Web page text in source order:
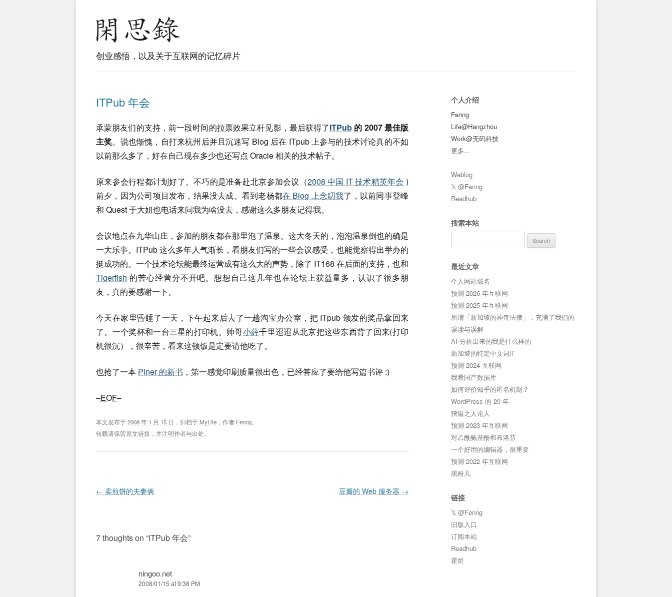
创业感悟，以及关于互联网的记忆碎片
ITPub 年会
承蒙朋友们的支持，前一段时间的拉票效果立杆见影，最后获得了ITPub 的 2007 最佳版
主奖。说也惭愧，自打来杭州后并且沉迷写 Blog 后在 ITpub 上参与的技术讨论真的不如
以前那么多了，好在自己现在多少也还写点 Oracle 相关的技术帖子。
原来参会行程都计划好了。不巧的是准备赴北京参加会议（2008 中国 IT 技术精英年会 )
前夕，因为公司项目发布，结果没去成。看到老杨都在 Blog 上念叨我了，以前同事登峰
和 Quest 于大姐也电话来问我为啥没去，感谢这么多朋友记得我。
会议地点在九华山庄，参加的朋友都在那里泡了温泉。这大冬天的，泡泡温泉倒也的确是
一大乐事。ITPub 这么多年人气渐长，看朋友们写的一些会议感受，也能觉察得出举办的
挺成功的。一个技术论坛能最终运营成有这么大的声势，除了 IT168 在后面的支持，也和
Tigerfish 的苦心经营分不开吧。想想自己这几年也在论坛上获益量多，认识了很多朋
友，真的要感谢一下。
今天在家里昏睡了一天，下午起来后去了一趟淘宝办公室，把 ITpub 颁发的奖品拿回来
了。一个奖杯和一台三星的打印机。帅哥小薛千里迢迢从北京把这些东西背了回来(打印
机很沉），很辛苦，看来这顿饭是定要请他吃了。
也抢了一本 Piner 的新书 ，第一感觉印刷质量很出色，已经答应了要给他写篇书评 :)
–EOF–
本文发布于2008 年 1 月 15 日 ，归档于 MyLife ，作者 Fenng。
转载请保留原文链接，并注明作者与出处。
Post navigation
← 卖煎饼的夫妻俩 豆瓣的 Web 服务器 →
7 thoughts on “ITPub 年会”
ningoo.net
2008/01/15 at 9:38 PM
个人介绍
Fenng
Life@Hangzhou
Work@无码科技
更多...
Weblog
𝕏 @Fenng
Readhub
搜索本站
for:
最近文章
个人网站域名
预测 2026 年互联网
预测 2025 年互联网
所谓「新加坡的神奇法律」，充满了我们的
误读与误解
AI 分析出来的我是什么样的
新加坡的特定中文词汇
预测 2024 互联网
我看国产数据库
如何评价知乎的匿名机制？
WordPress 的 20 年
狹隘之人论人
预测 2023 年互联网
对乙酰氨基酚和布洛芬
一个好用的编辑器，很重要
预测 2022 年互联网
黑粉儿
链接
𝕏 @Fenng
旧版入口
订阅本站
Readhub
霍炬